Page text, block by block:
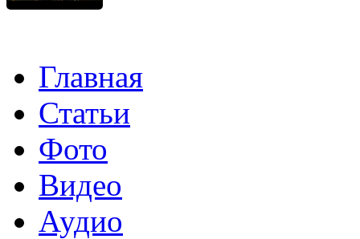
Главная
Статьи
Фото
Видео
Аудио